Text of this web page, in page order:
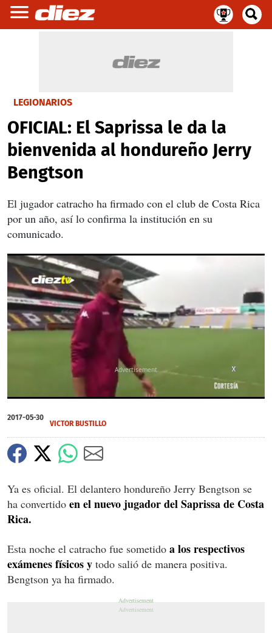
LEGIONARIOS
OFICIAL: El Saprissa le da la
bienvenida al hondureño Jerry
Bengtson
El jugador catracho ha firmado con el club de Costa Rica
por un año, así lo confirma la institución en su
comunicado.
seconds
of
seconds
X
X
X
2017-05-30
VICTOR BUSTILLO
Ya es oficial. El delantero hondureño Jerry Bengtson se
ha convertido en el nuevo jugador del Saprissa de Costa
Rica.
Esta noche el catracho fue sometido a los respectivos
exámenes físicos y todo salió de manera positiva.
Bengtson ya ha firmado.